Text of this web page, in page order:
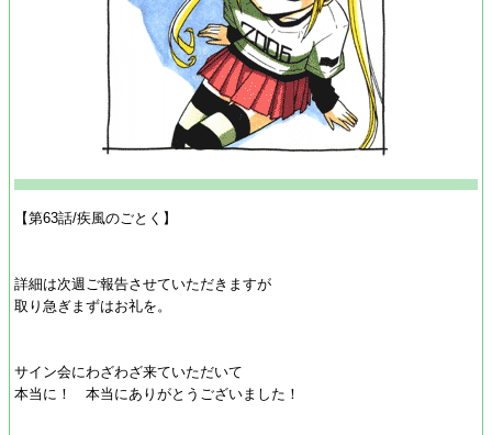
【第63話/疾風のごとく】
詳細は次週ご報告させていただきますが
取り急ぎまずはお礼を。
サイン会にわざわざ来ていただいて
本当に！ 本当にありがとうございました！